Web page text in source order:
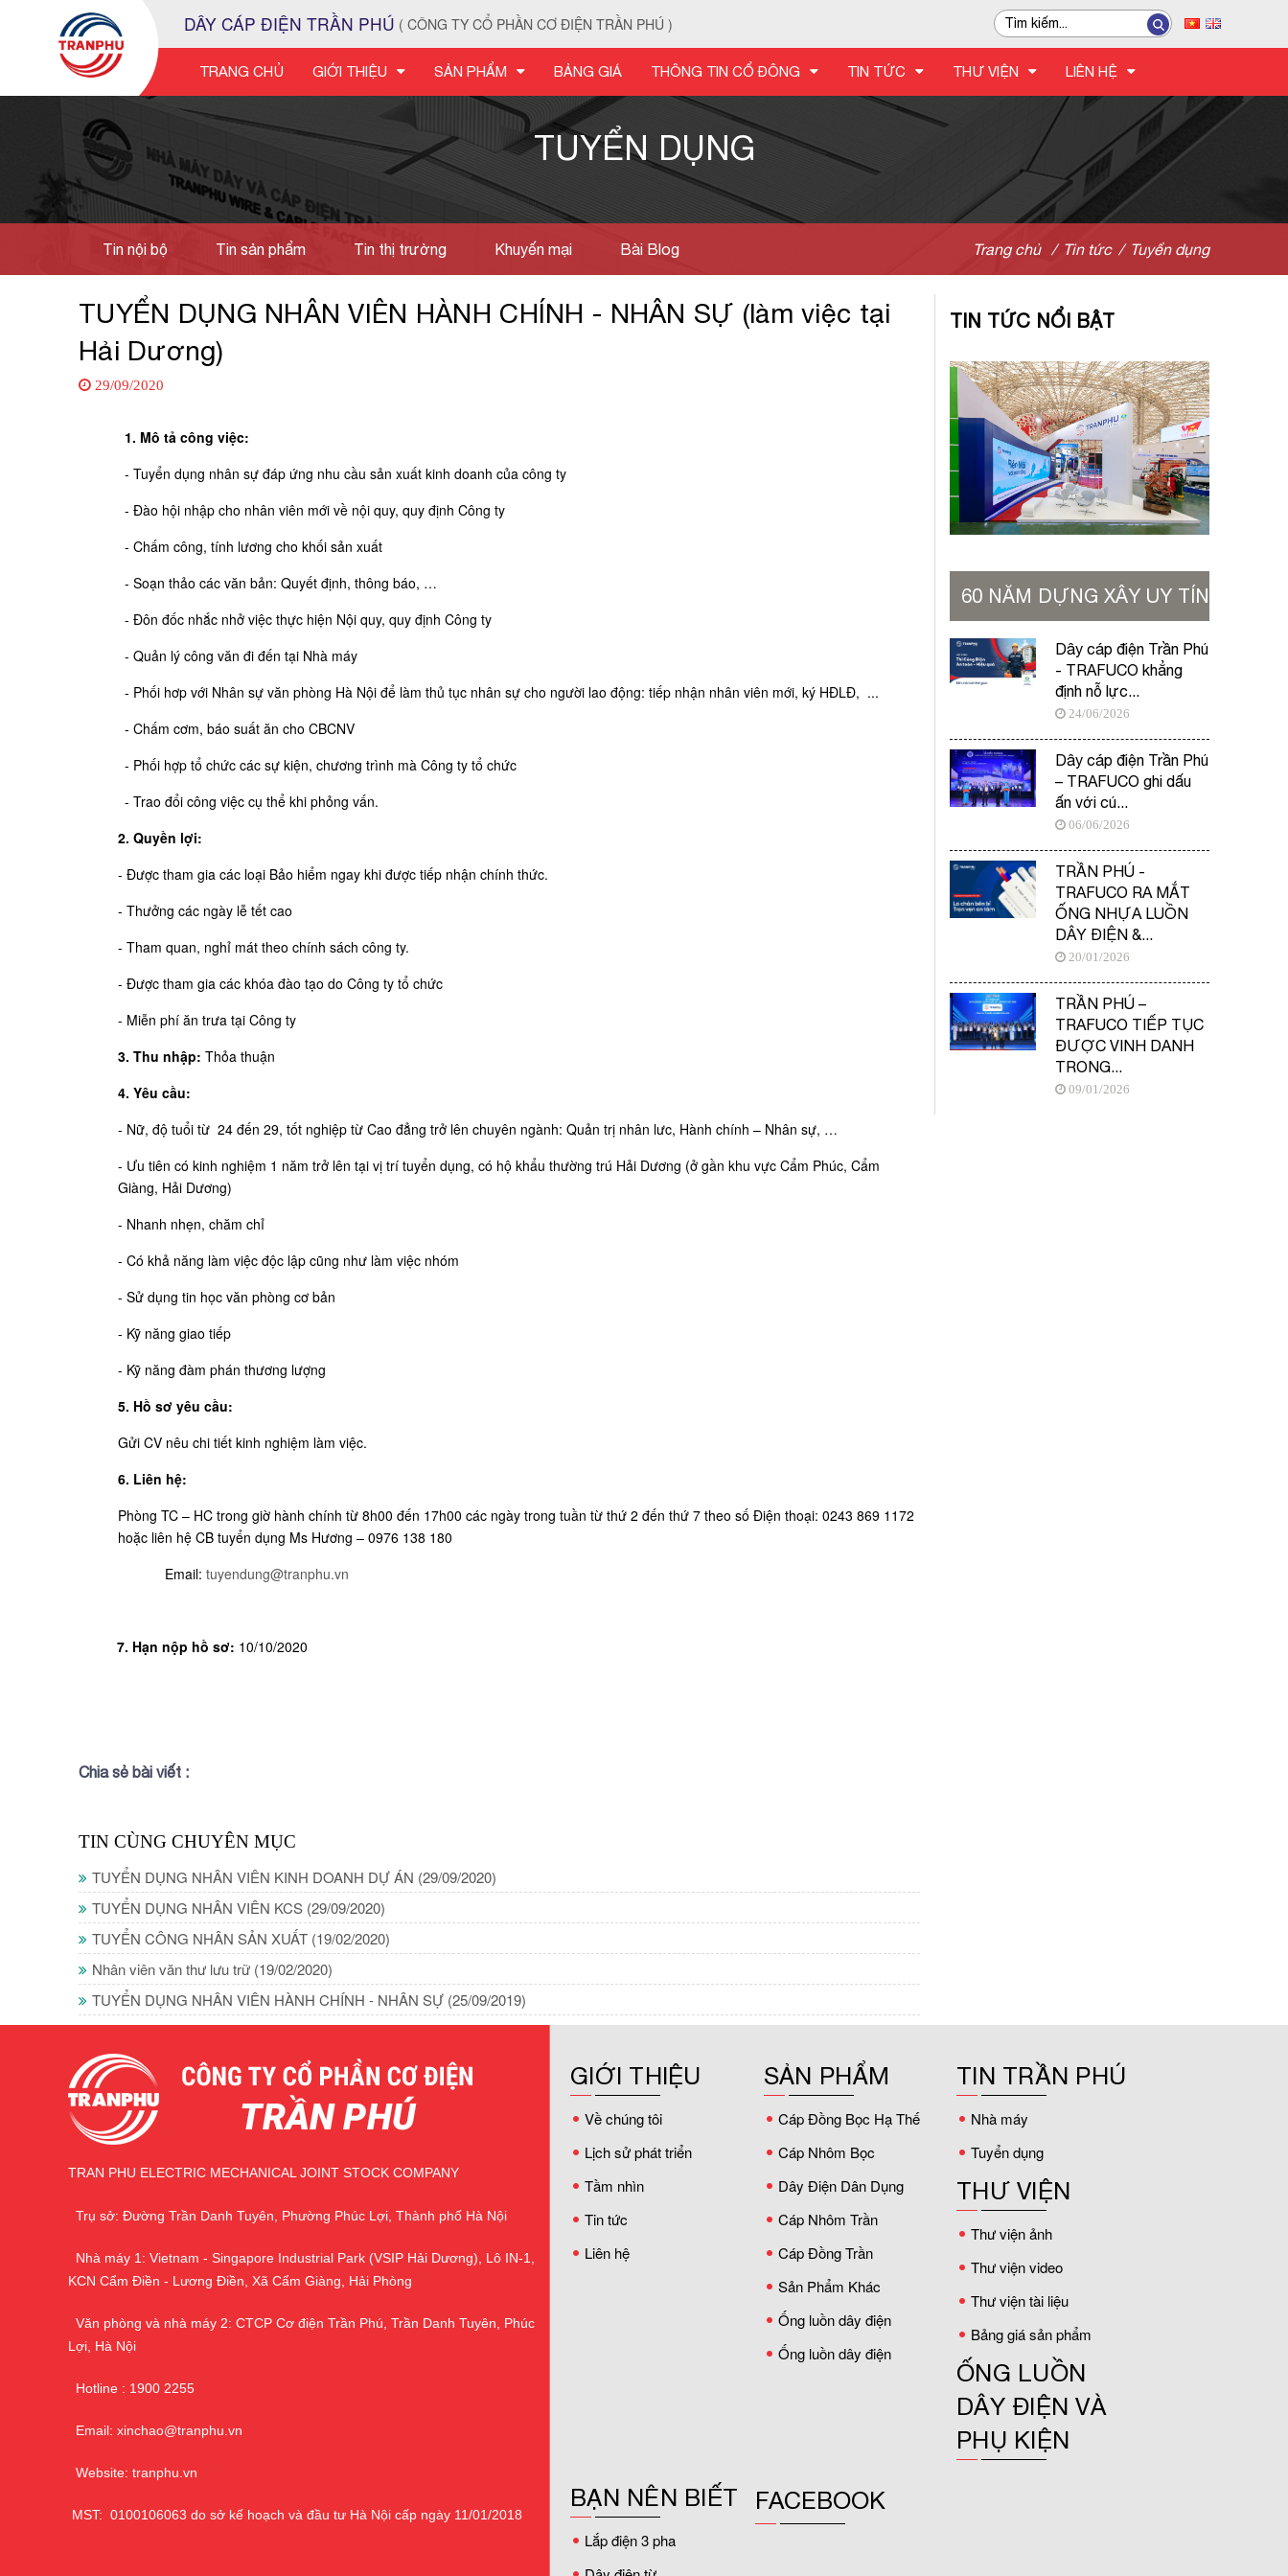
DÂY CÁP ĐIỆN TRẦN PHÚ ( CÔNG TY CỔ PHẦN CƠ ĐIỆN TRẦN PHÚ )
TRANG CHỦ GIỚI THIỆU SẢN PHẨM BẢNG GIÁ THÔNG TIN CỔ ĐÔNG TIN TỨC THƯ VIỆN LIÊN HỆ
TUYỂN DỤNG
Tin nội bộ Tin sản phẩm Tin thị trường Khuyến mại Bài Blog
Tuyển dụng
Trang chủ / Tin tức / Tuyển dụng
TUYỂN DỤNG NHÂN VIÊN HÀNH CHÍNH - NHÂN SỰ (làm việc tại
Hải Dương)
29/09/2020
1. Mô tả công việc:
- Tuyển dụng nhân sự đáp ứng nhu cầu sản xuất kinh doanh của công ty
- Đào hội nhập cho nhân viên mới về nội quy, quy định Công ty
- Chấm công, tính lương cho khối sản xuất
- Soạn thảo các văn bản: Quyết định, thông báo, …
- Đôn đốc nhắc nhở việc thực hiện Nội quy, quy định Công ty
- Quản lý công văn đi đến tại Nhà máy
- Phối hơp với Nhân sự văn phòng Hà Nội để làm thủ tục nhân sự cho người lao động: tiếp nhận nhân viên mới, ký HĐLĐ, ...
- Chấm cơm, báo suất ăn cho CBCNV
- Phối hợp tổ chức các sự kiện, chương trình mà Công ty tổ chức
- Trao đổi công việc cụ thể khi phỏng vấn.
2. Quyền lợi:
- Được tham gia các loại Bảo hiểm ngay khi được tiếp nhận chính thức.
- Thưởng các ngày lễ tết cao
- Tham quan, nghỉ mát theo chính sách công ty.
- Được tham gia các khóa đào tạo do Công ty tổ chức
- Miễn phí ăn trưa tại Công ty
3. Thu nhập: Thỏa thuận
4. Yêu cầu:
- Nữ, độ tuổi từ 24 đến 29, tốt nghiệp từ Cao đẳng trở lên chuyên ngành: Quản trị nhân lưc, Hành chính – Nhân sự, …
- Ưu tiên có kinh nghiệm 1 năm trở lên tại vị trí tuyển dụng, có hộ khẩu thường trú Hải Dương (ở gần khu vực Cẩm Phúc, Cẩm
Giàng, Hải Dương)
- Nhanh nhẹn, chăm chỉ
- Có khả năng làm việc độc lập cũng như làm việc nhóm
- Sử dụng tin học văn phòng cơ bản
- Kỹ năng giao tiếp
- Kỹ năng đàm phán thương lượng
5. Hồ sơ yêu cầu:
Gửi CV nêu chi tiết kinh nghiệm làm việc.
6. Liên hệ:
Phòng TC – HC trong giờ hành chính từ 8h00 đến 17h00 các ngày trong tuần từ thứ 2 đến thứ 7 theo số Điện thoại: 0243 869 1172
hoặc liên hệ CB tuyển dụng Ms Hương – 0976 138 180
Email: tuyendung@tranphu.vn
7. Hạn nộp hồ sơ: 10/10/2020
Chia sẻ bài viết :
TIN CÙNG CHUYÊN MỤC
TUYỂN DỤNG NHÂN VIÊN KINH DOANH DỰ ÁN (29/09/2020)
TUYỂN DỤNG NHÂN VIÊN KCS (29/09/2020)
TUYỂN CÔNG NHÂN SẢN XUẤT (19/02/2020)
Nhân viên văn thư lưu trữ (19/02/2020)
TUYỂN DỤNG NHÂN VIÊN HÀNH CHÍNH - NHÂN SỰ (25/09/2019)
TIN TỨC NỔI BẬT
60 NĂM DỰNG XÂY UY TÍN
VỮNG BỀNDây cáp điện Trần Phú
- TRAFUCO khẳng
định nỗ lực...
24/06/2026
Dây cáp điện Trần Phú
– TRAFUCO ghi dấu
ấn với cú...
06/06/2026
TRẦN PHÚ -
TRAFUCO RA MẮT
ỐNG NHỰA LUỒN
DÂY ĐIỆN &...
20/01/2026
TRẦN PHÚ –
TRAFUCO TIẾP TỤC
ĐƯỢC VINH DANH
TRONG...
09/01/2026
TRAN PHU ELECTRIC MECHANICAL JOINT STOCK COMPANY
Trụ sở: Đường Trần Danh Tuyên, Phường Phúc Lợi, Thành phố Hà Nội
Nhà máy 1: Vietnam - Singapore Industrial Park (VSIP Hải Dương), Lô IN-1,
KCN Cẩm Điền - Lương Điền, Xã Cẩm Giàng, Hải Phòng
Văn phòng và nhà máy 2: CTCP Cơ điện Trần Phú, Trần Danh Tuyên, Phúc
Lợi, Hà Nội
Hotline : 1900 2255
Email: xinchao@tranphu.vn
Website: tranphu.vn
MST: 0100106063 do sở kế hoạch và đầu tư Hà Nội cấp ngày 11/01/2018
GIỚI THIỆU
Về chúng tôi
Lịch sử phát triển
Tầm nhìn
Tin tức
Liên hệ
SẢN PHẨM
Cáp Đồng Bọc Hạ Thế
Cáp Nhôm Bọc
Dây Điện Dân Dụng
Cáp Nhôm Trần
Cáp Đồng Trần
Sản Phẩm Khác
Ống luồn dây điện
Ống luồn dây điện
TIN TRẦN PHÚ
Nhà máy
Tuyển dụng
THƯ VIỆN
Thư viện ảnh
Thư viện video
Thư viện tài liệu
Bảng giá sản phẩm
ỐNG LUỒN
DÂY ĐIỆN VÀ
PHỤ KIỆN
BẠN NÊN BIẾT
Lắp điện 3 pha
FACEBOOK